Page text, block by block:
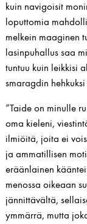
kuin navigoisit
loputtomia
melkein maaginen
lasinpuhallus saa
tuntuu kuin leikkisi
smaragdin
“Taide on minulle
oma kieleni,
ilmiöitä, joita ei
ja ammatillisen
eräänlainen
menossa oikeaan
jännittävältä,
ymmärrä, mutta